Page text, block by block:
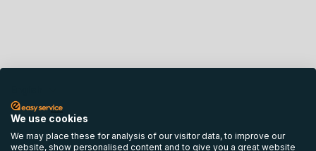
We use cookies
We may place these for analysis of our visitor data, to improve our
website, show personalised content and to give you a great website